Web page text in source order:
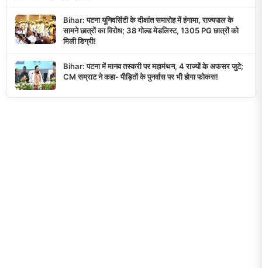
Bihar: पटना यूनिवर्सिटी के दीक्षांत समारोह में हंगामा, राज्यपाल के
सामने छात्रों का विरोध; 38 गोल्ड मेडलिस्ट, 1305 PG छात्रों को
मिली डिग्री!
Bihar: पटना में मानव तस्करी पर महामंथन, 4 राज्यों के अफसर जुटे;
CM सम्राट ने कहा- पीड़ितों के पुनर्वास पर भी होगा फोकस!